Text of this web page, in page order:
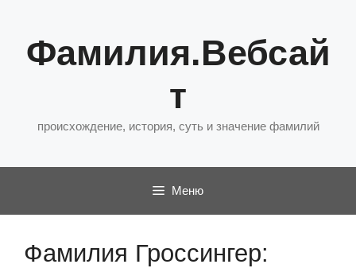
содержимому
Фамилия.Вебсай
т
происхождение, история, суть и значение фамилий
Меню
Фамилия Гроссингер: